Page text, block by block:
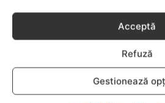
Acceptă
Refuză
Gestionează